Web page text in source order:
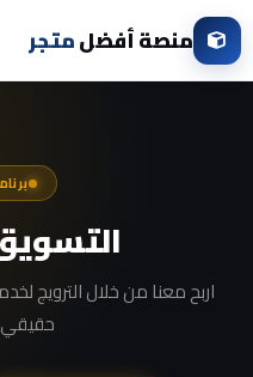
منصة أفضلمتجر
اربح معنا من خلال الترويج